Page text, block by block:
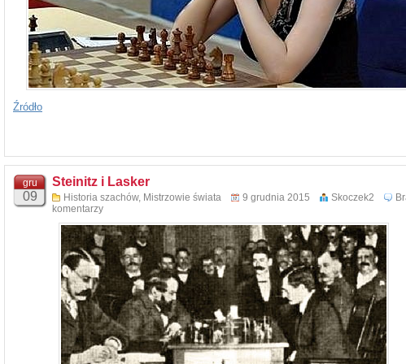
Źródło
gru
09
Steinitz i Lasker
Historia szachów, Mistrzowie świata 9 grudnia 2015 Skoczek2
komentarzy